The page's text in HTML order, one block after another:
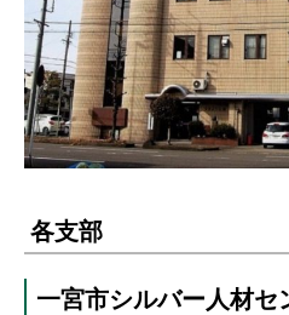
各支部
一宮市シルバー人材セ